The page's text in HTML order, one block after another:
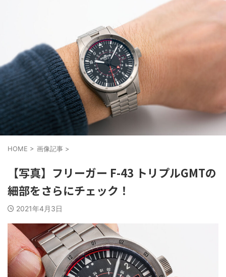
HOME > 画像記事 >
【写真】フリーガー F-43 トリプルGMTの
細部をさらにチェック！
2021年4月3日